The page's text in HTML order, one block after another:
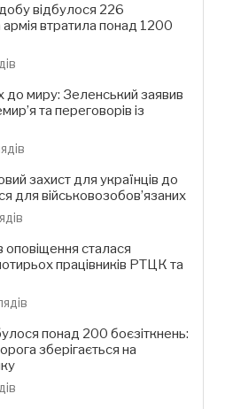
відбулося 226
армія втратила понад 1200
до миру: Зеленський заявив
та переговорів із
захист для українців до
для військовозобов’язаних
оповіщення сталася
працівників РТЦК та
понад 200 боєзіткнень:
зберігається на